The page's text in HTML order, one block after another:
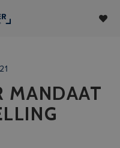
MANDAAT